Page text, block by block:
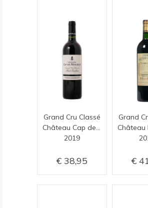
Grand Cru Classé
2019
38,95
Grand